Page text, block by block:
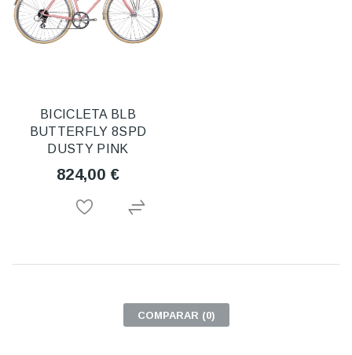
BICICLETA BLB
BUTTERFLY 8SPD
DUSTY PINK
824,00 €
COMPARAR (0)